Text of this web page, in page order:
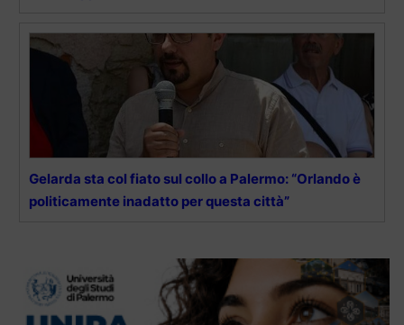
Gelarda sta col fiato sul collo a Palermo: “Orlando è
politicamente inadatto per questa città”